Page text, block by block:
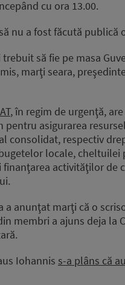
cu ora 13.00.
nu a fost făcută publică
să fie pe masa
marţi seara,
, în regim de urgenţă,
pentru asigurarea
consolidat, respectiv
locale,
activităţilor de
a anunţat marţi că o
membri a ajuns deja la
Iohannis s-a plâns că